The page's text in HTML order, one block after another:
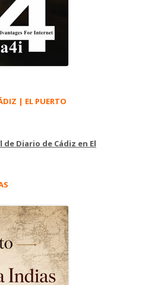
| EL PUERTO
Diario de Cádiz en El